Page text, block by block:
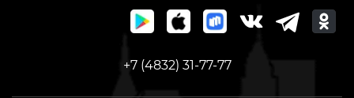
+7 (4832) 31-77-77